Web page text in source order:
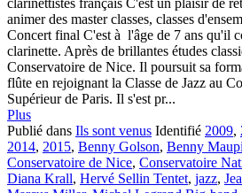
clarinettistes français C'est un plaisir de
animer des master classes, classes
Concert final C'est à l'âge de 7 ans qu'il
clarinette. Après de brillantes études
Conservatoire de Nice. Il poursuit sa
flûte en rejoignant la Classe de Jazz au
Supérieur de Paris. Il s'est pr...
Plus
Publié dans Ils sont venus Identifié 2009,
2014, 2015, Benny Golson, Benny
Conservatoire de Nice, Conservatoire
Diana Krall, Hervé Sellin Tentet, jazz,